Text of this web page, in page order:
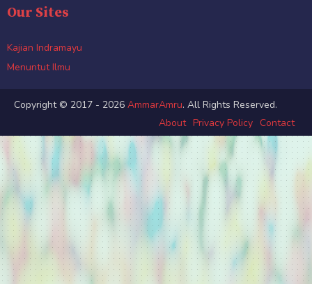
Our Sites
Kajian Indramayu
Menuntut Ilmu
Copyright © 2017 - 2026 AmmarAmru. All Rights Reserved.
About Privacy Policy Contact